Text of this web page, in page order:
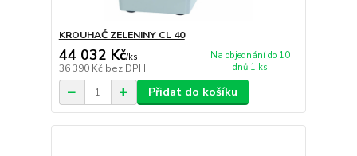
KROUHAČ ZELENINY CL 40
44 032 Kč/ks
36 390 Kč bez DPH
Na objednání do 10
dnů 1 ks
Přidat do košíku